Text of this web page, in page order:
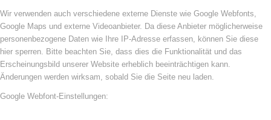
Wir verwenden auch verschiedene externe Dienste wie Google Webfonts,
Google Maps und externe Videoanbieter. Da diese Anbieter möglicherweise
personenbezogene Daten wie Ihre IP-Adresse erfassen, können Sie diese
hier sperren. Bitte beachten Sie, dass dies die Funktionalität und das
Erscheinungsbild unserer Website erheblich beeinträchtigen kann.
Änderungen werden wirksam, sobald Sie die Seite neu laden.
Google Webfont-Einstellungen: